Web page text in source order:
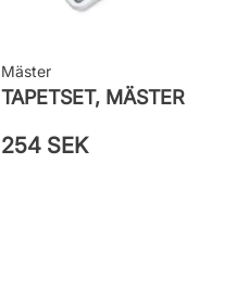
Mäster
TAPETSET, MÄSTER
254 SEK